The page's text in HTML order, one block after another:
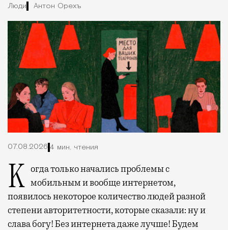
Люди Антон Орехъ
07.08.2026 4 мин. чтения
Когда только начались проблемы с мобильным и вообще интернетом,
появилось некоторое количество людей разной
степени авторитетности, которые сказали: ну и
слава богу! Без интернета даже лучше! Будем